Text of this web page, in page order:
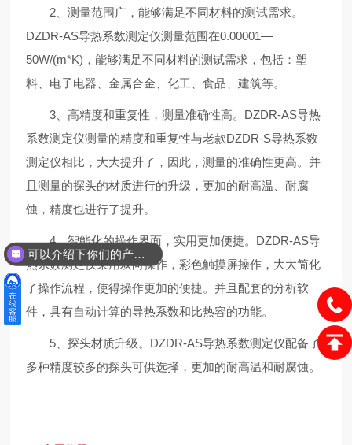
2、测量范围广，能够满足不同材料的测试需求。
DZDR-AS导热系数测定仪测量范围在0.00001—
50W/(m*K)，能够满足不同材料的测试需求，包括：塑
料、电子电器、金属合金、化工、食品、建筑等。
3、高精度和重复性，测量准确性高。DZDR-AS导热
系数测定仪测量的精度和重复性与老款DZDR-S导热系数
测定仪相比，大大提升了，因此，测量的准确性更高。并
且测量的探头的材质进行的升级，更加的耐高温、耐腐
蚀，精度也进行了提升。
4、智能化的操作界面，实用更加便捷。DZDR-AS导
热系数测定仪采用双向操作，彩色触摸屏操作，大大简化
了操作流程，使得操作更加的便捷。并且配套的分析软
件，具有自动计算的导热系数和比热容的功能。
5、探头材质升级。DZDR-AS导热系数测定仪配备了
多种精度较多的探头可供选择，更加的耐高温和耐腐蚀。
可以介绍下你们的产品么？
你们是怎么收费的呢？